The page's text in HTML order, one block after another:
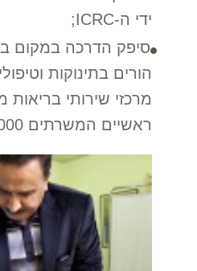
ידי ה-ICRC;
סיפק הדרכה במקום
מרכזי שירותי בריאות
ראשיים המשרתים 400,000 איש;